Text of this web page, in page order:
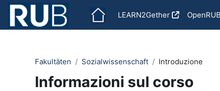
Vai al contenuto principale
LEARN2Gether
OpenRUB
Fakultäten Sozialwissenschaft Introduzione
Informazioni sul corso